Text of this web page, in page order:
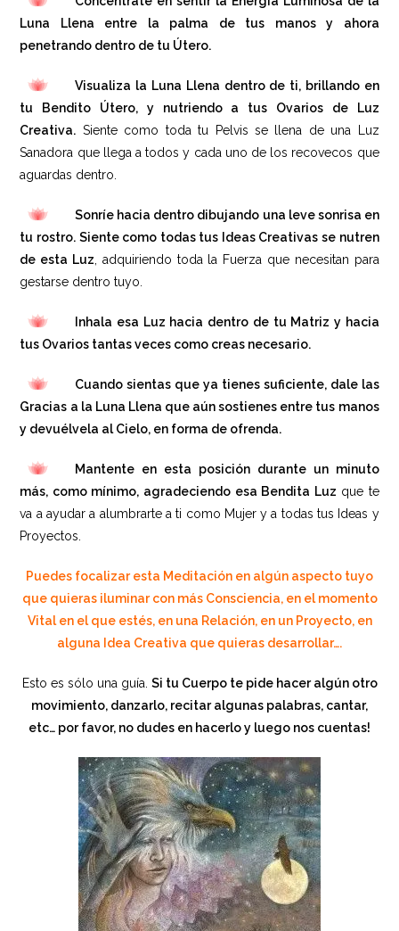
Luna Llena entre la palma de tus manos y ahora
penetrando dentro de tu Útero.
Visualiza la Luna Llena dentro de ti, brillando en
tu Bendito Útero, y nutriendo a tus Ovarios de Luz
Creativa. Siente como toda tu Pelvis se llena de una Luz
Sanadora que llega a todos y cada uno de los recovecos que
aguardas dentro.
Sonríe hacia dentro dibujando una leve sonrisa en
tu rostro. Siente como todas tus Ideas Creativas se nutren
de esta Luz , adquiriendo toda la Fuerza que necesitan para
gestarse dentro tuyo.
Inhala esa Luz hacia dentro de tu Matriz y hacia
tus Ovarios tantas veces como creas necesario.
Cuando sientas que ya tienes suficiente, dale las
Gracias a la Luna Llena que aún sostienes entre tus manos
y devuélvela al Cielo, en forma de ofrenda.
Mantente en esta posición durante un minuto
más, como mínimo, agradeciendo esa Bendita Luz que te
va a ayudar a alumbrarte a ti como Mujer y a todas tus Ideas y
Proyectos.
Puedes focalizar esta Meditación en algún aspecto tuyo
que quieras iluminar con más Consciencia, en el momento
Vital en el que estés, en una Relación, en un Proyecto, en
alguna Idea Creativa que quieras desarrollar….
Esto es sólo una guía. Si tu Cuerpo te pide hacer algún otro
movimiento, danzarlo, recitar algunas palabras, cantar,
etc… por favor, no dudes en hacerlo y luego nos cuentas!